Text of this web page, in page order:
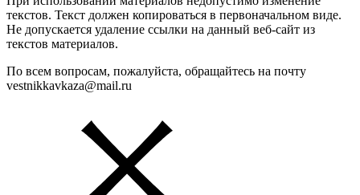
текстов. Текст должен копироваться в первоначальном виде.
Не допускается удаление ссылки на данный веб-сайт из
текстов материалов.
По всем вопросам, пожалуйста, обращайтесь на почту
vestnikkavkaza@mail.ru